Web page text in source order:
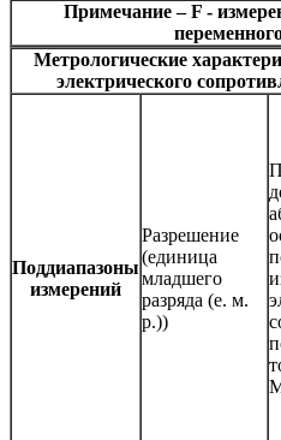
Примечание – F -
Метрологические
электрического
Поддиапазоны
измерений
Разрешение
(единица
младшего
разряда (е. м.
р.))